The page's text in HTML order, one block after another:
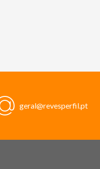
geral@revesperfil.pt